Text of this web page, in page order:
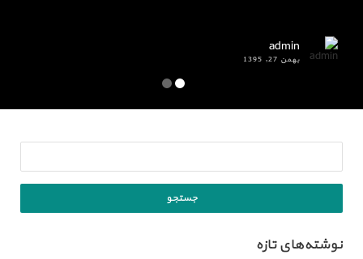
admin
بهمن 27, 1395
نوشته‌های تازه